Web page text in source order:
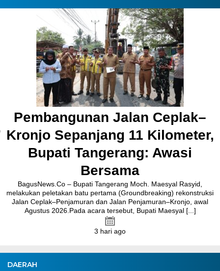
Pembangunan Jalan Ceplak–
Kronjo Sepanjang 11 Kilometer,
Bupati Tangerang: Awasi
Bersama
BagusNews.Co – Bupati Tangerang Moch. Maesyal Rasyid,
melakukan peletakan batu pertama (Groundbreaking) rekonstruksi
Jalan Ceplak–Penjamuran dan Jalan Penjamuran–Kronjo, awal
Agustus 2026.Pada acara tersebut, Bupati Maesyal [...]
3 hari ago
DAERAH